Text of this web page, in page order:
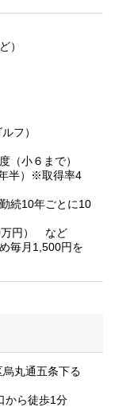
）
フ）
（小６まで）
半）※取得率4
続10年ごとに10
万円） など
毎月1,500円を
丸通五条下る
から徒歩1分